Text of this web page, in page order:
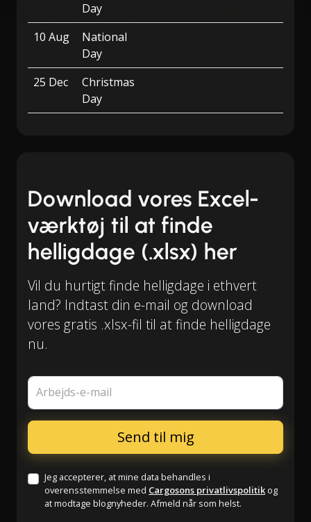
Day
10 Aug
National
Day
25 Dec
Christmas
Day
Download vores Excel-
værktøj til at finde
helligdage (.xlsx) her
Vil du hurtigt finde helligdage i ethvert
land? Indtast din e-mail og download
vores gratis .xlsx-fil til at finde helligdage
nu.
Arbejds-e-mail
Jeg accepterer, at mine data behandles i
overensstemmelse med Cargosons privatlivspolitik og
at modtage blognyheder. Afmeld når som helst.